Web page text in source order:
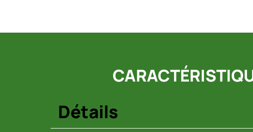
Détails